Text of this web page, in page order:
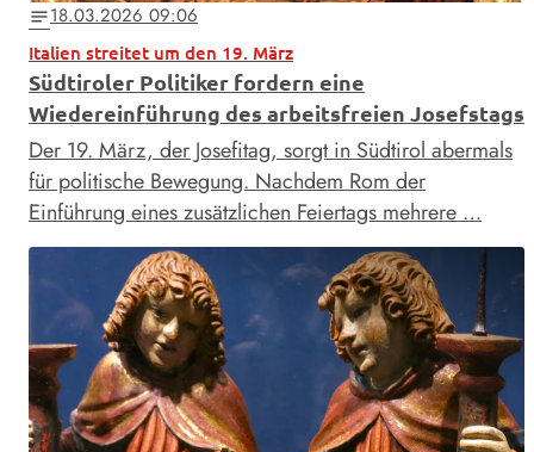
notes18.03.2026 09:06
Italien streitet um den 19. März
Südtiroler Politiker fordern eine
Wiedereinführung des arbeitsfreien Josefstags
Der 19. März, der Josefitag, sorgt in Südtirol abermals
für politische Bewegung. Nachdem Rom der
Einführung eines zusätzlichen Feiertags mehrere …